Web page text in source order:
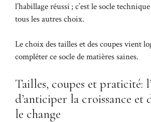
l’habillage réussi ; c’est le socle
tous les autres choix.
Le choix des tailles et des coupes vient
compléter ce socle de matières saines.
Tailles, coupes et praticité:
d’anticiper la croissance et
le change